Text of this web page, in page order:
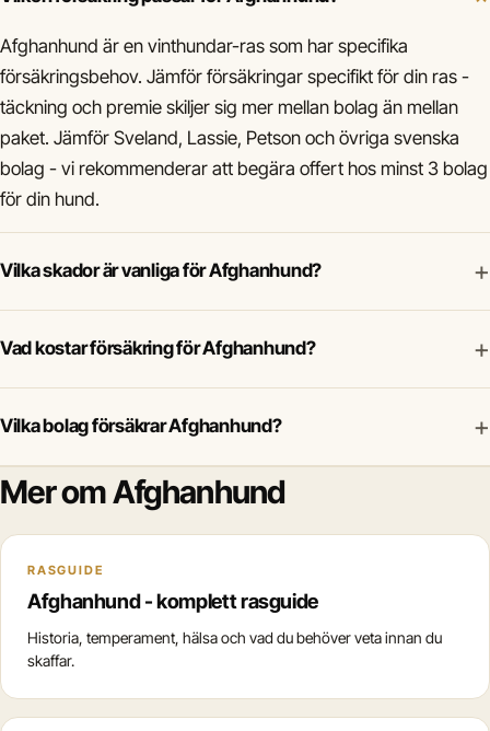
Afghanhund är en vinthundar-ras som har specifika
försäkringsbehov. Jämför försäkringar specifikt för din ras -
täckning och premie skiljer sig mer mellan bolag än mellan
paket. Jämför Sveland, Lassie, Petson och övriga svenska
bolag - vi rekommenderar att begära offert hos minst 3 bolag
för din hund.
Vilka skador är vanliga för Afghanhund? +
Vad kostar försäkring för Afghanhund? +
Vilka bolag försäkrar Afghanhund? +
Mer om Afghanhund
RASGUIDE
Afghanhund - komplett rasguide
Historia, temperament, hälsa och vad du behöver veta innan du
skaffar.